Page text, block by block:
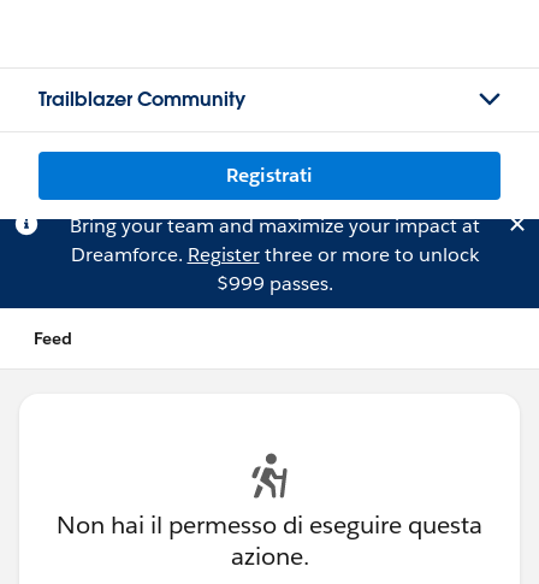
Trailblazer Community
Registrati
Bring your team and maximize your impact at
Dreamforce. Registerthree or more to unlock
$999 passes.
Feed
Non hai il permesso di eseguire questa
azione.